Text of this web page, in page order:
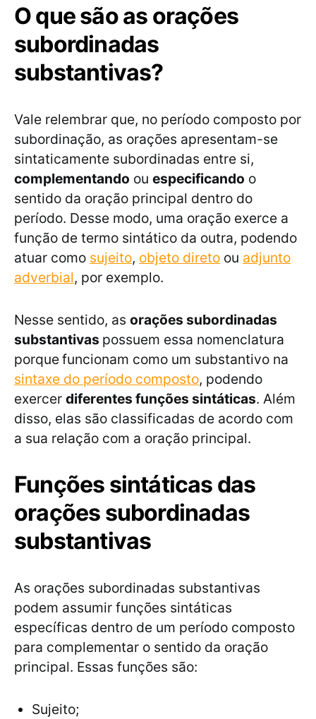
O que são as orações
subordinadas
substantivas?
Vale relembrar que, no período composto por
subordinação, as orações apresentam-se
sintaticamente subordinadas entre si,
complementando ou especificando o
sentido da oração principal dentro do
período. Desse modo, uma oração exerce a
função de termo sintático da outra, podendo
atuar como sujeito, objeto direto ou adjunto
adverbial, por exemplo.
Nesse sentido, as orações subordinadas
substantivas possuem essa nomenclatura
porquefuncionam como um substantivo na
sintaxe do período composto, podendo
exercer diferentes funções sintáticas. Além
disso, elas são classificadas de acordo com
a sua relação com a oração principal.
Funções sintáticas das
orações subordinadas
substantivas
As orações subordinadas substantivas
podem assumir funções sintáticas
específicas dentro de um período composto
para complementar o sentido da oração
principal. Essas funções são:
Sujeito;